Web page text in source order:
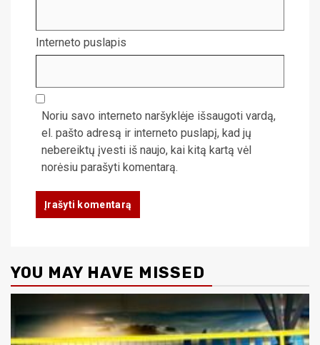
Interneto puslapis
Noriu savo interneto naršyklėje išsaugoti vardą,
el. pašto adresą ir interneto puslapį, kad jų
nebereiktų įvesti iš naujo, kai kitą kartą vėl
norėsiu parašyti komentarą.
YOU MAY HAVE MISSED